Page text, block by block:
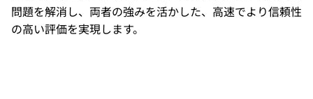
問題を解消し、両者の強みを活かした、高速でより信頼性
の高い評価を実現します。